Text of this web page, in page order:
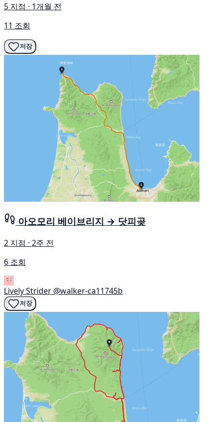
5 지점 · 1개월 전
11 조회
저장
아오모리 베이브리지 → 닷피곶
2 지점 · 2주 전
6 조회
Lively Strider @walker-ca11745b
저장